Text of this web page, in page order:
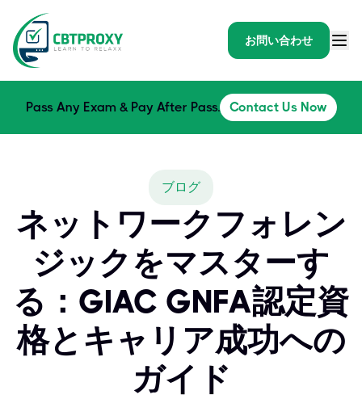
お問い合わせ
Pass Any Exam & Pay After Pass. Contact Us Now
ブログ
ネットワークフォレン
ジックをマスターす
る：GIAC GNFA認定資
格とキャリア成功への
ガイド